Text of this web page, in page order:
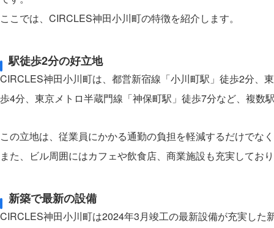
ここでは、CIRCLES神田小川町の特徴を紹介します。
駅徒歩2分の好立地
CIRCLES神田小川町は、都営新宿線「小川町駅」徒歩2分、
歩4分、東京メトロ半蔵門線「神保町駅」徒歩7分など、複数
この立地は、従業員にかかる通勤の負担を軽減するだけでな
また、ビル周囲にはカフェや飲食店、商業施設も充実してお
新築で最新の設備
CIRCLES神田小川町は2024年3月竣工の最新設備が充実した